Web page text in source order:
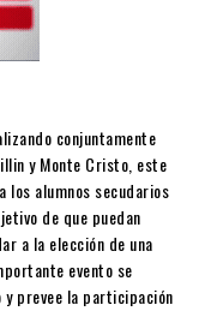
conjuntamente
y Monte Cristo, este
los alumnos secudarios
de que puedan
a la elección de una
evento se
prevee la participación